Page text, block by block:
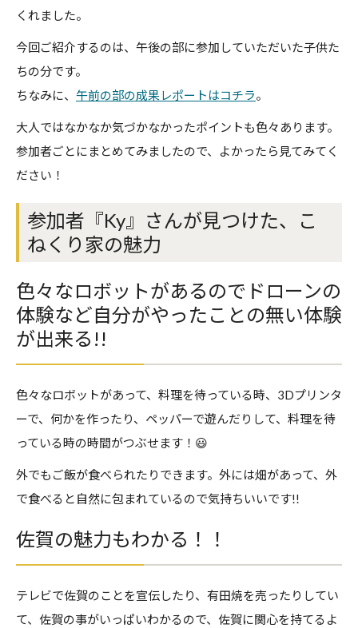
くれました。
今回ご紹介するのは、午後の部に参加していただいた子供た
ちの分です。
ちなみに、 午前の部の成果レポートはコチラ。
大人ではなかなか気づかなかったポイントも色々あります。
参加者ごとにまとめてみましたので、よかったら見てみてく
ださい！
参加者『Ky』さんが見つけた、こ
ねくり家の魅力
色々なロボットがあるのでドローンの
体験など自分がやったことの無い体験
が出来る!!
色々なロボットがあって、料理を待っている時、3Dプリンタ
ーで、何かを作ったり、ペッパーで遊んだりして、料理を待
っている時の時間がつぶせます！😃
外でもご飯が食べられたりできます。外には畑があって、外
で食べると自然に包まれているので気持ちいいです!!
佐賀の魅力もわかる！！
テレビで佐賀のことを宣伝したり、有田焼を売ったりしてい
て、佐賀の事がいっぱいわかるので、佐賀に関心を持てるよ